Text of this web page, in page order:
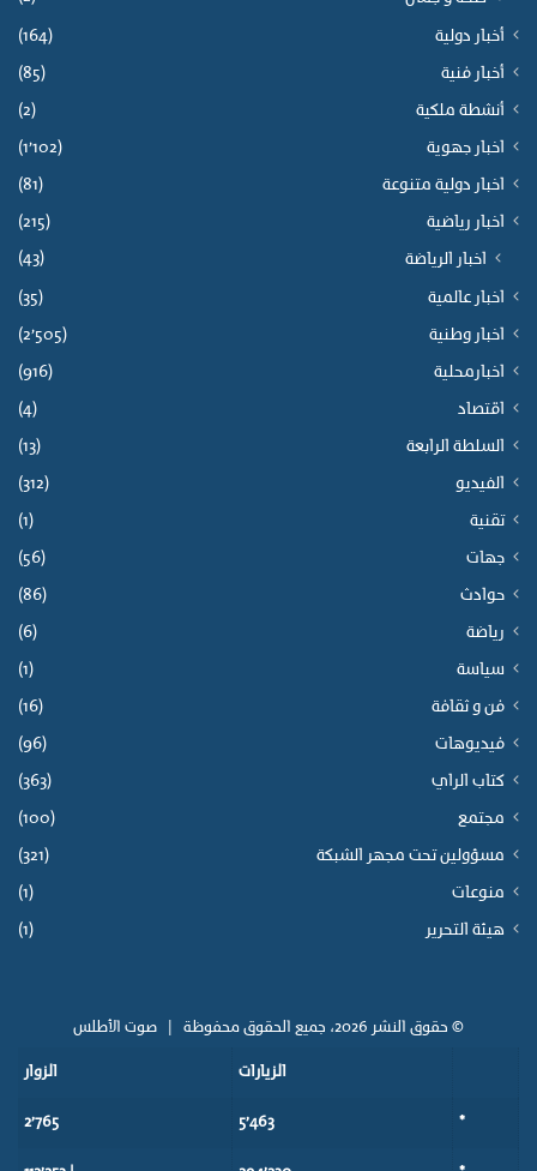
أخبار دولية (164)
أخبار فنية (85)
أنشطة ملكية (2)
اخبار جهوية (1٬102)
اخبار دولية متنوعة (81)
اخبار رياضية (215)
اخبار الرياضة (43)
اخبار عالمية (35)
اخبار وطنية (2٬505)
اخبارمحلية (916)
اقتصاد (4)
السلطة الرابعة (13)
الفيديو (312)
تقنية (1)
جهات (56)
حوادث (86)
رياضة (6)
سياسة (1)
فن و ثقافة (16)
فيديوهات (96)
كتاب الراي (363)
مجتمع (100)
مسؤولين تحت مجهر الشبكة (321)
منوعات (1)
هيئة التحرير (1)
© حقوق النشر 2026، جميع الحقوق محفوظة | صوت الأطلس
الزيارات الزوار
* 5٬463 2٬765